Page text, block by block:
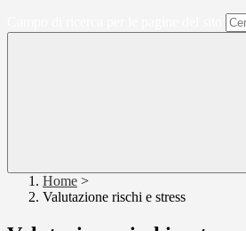
Home >
Valutazione rischi e stress